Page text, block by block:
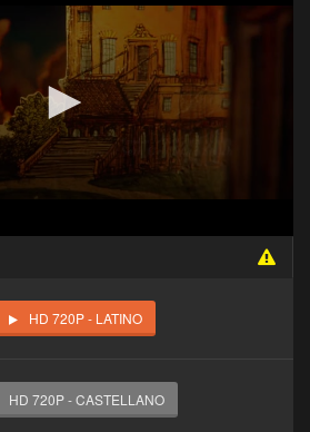
en el botón para desbloquear este
reproductor
- Abrir primer enlace
HD 720P - LATINO
HD 720P - CASTELLANO